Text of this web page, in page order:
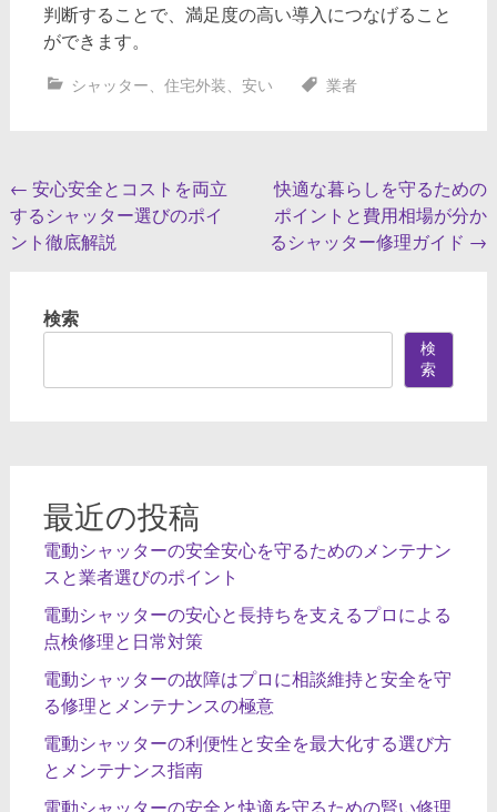
判断することで、満足度の高い導入につなげること
ができます。
シャッター、 住宅外装、 安い 業者
投
稿
← 安心安全とコストを両立
するシャッター選びのポイ
ント徹底解説
快適な暮らしを守るための
ポイントと費用相場が分か
るシャッター修理ガイド →
検索
検
索
最近の投稿
電動シャッターの安全安心を守るためのメンテナン
スと業者選びのポイント
電動シャッターの安心と長持ちを支えるプロによる
点検修理と日常対策
電動シャッターの故障はプロに相談維持と安全を守
る修理とメンテナンスの極意
電動シャッターの利便性と安全を最大化する選び方
とメンテナンス指南
電動シャッターの安全と快適を守るための賢い修理